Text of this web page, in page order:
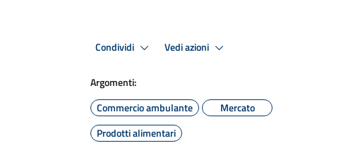
Condividi Vedi azioni
Argomenti:
Commercio ambulante
Mercato
Prodotti alimentari